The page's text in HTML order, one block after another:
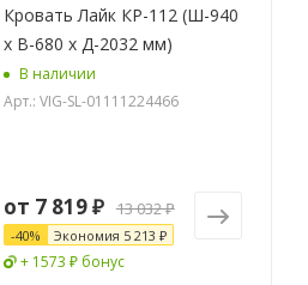
Кровать Лайк КР-112 (Ш-940
х В-680 х Д-2032 мм)
В наличии
Арт.: VIG-SL-01111224466
от 7 819 ₽ 13 032 ₽
-40% Экономия 5 213 ₽
+ 1573 ₽ бонус